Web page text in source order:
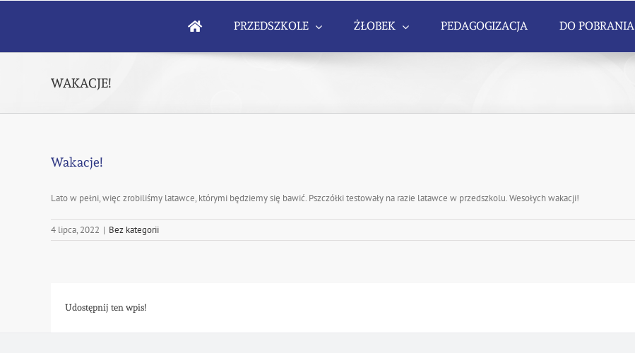
PRZEDSZKOLE ŻŁOBEK PEDAGOGIZACJA DO POBRANIA
WAKACJE!
Wakacje!
Lato w pełni, więc zrobiliśmy latawce, którymi będziemy się bawić. Pszczółki testowały na razie latawce w przedszkolu. Wesołych wakacji!
4 lipca, 2022 | Bez kategorii
Udostępnij ten wpis!